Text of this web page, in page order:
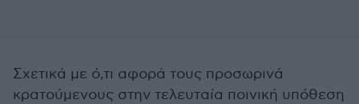
Σχετικά με ό,τι αφορά τους προσωρινά
κρατούμενους στην τελευταία ποινική υπόθεση